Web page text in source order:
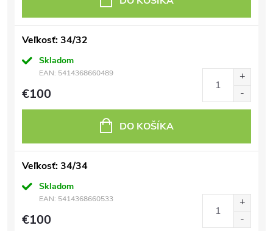
Veľkosť: 34/32
Skladom
EAN: 5414368660489
€100
DO KOŠÍKA
Veľkosť: 34/34
Skladom
EAN: 5414368660533
€100